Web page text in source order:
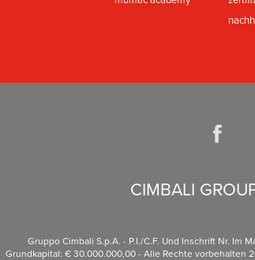
CIMBALI
Gruppo Cimbali S.p.A. - P.I./C.F. Und Inschrift Nr. Im
Grundkapital: € 30.000.000,00 - Alle Rechte vorbehalten